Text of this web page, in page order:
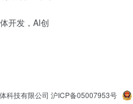
开发，AI创
科技有限公司 沪ICP备05007953号